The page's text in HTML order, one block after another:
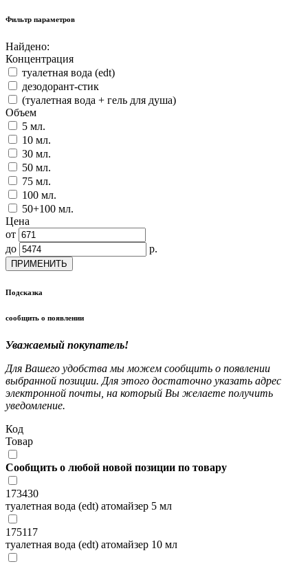
Фильтр параметров
Найдено:
Концентрация
туалетная вода (edt)
дезодорант-стик
(туалетная вода + гель для душа)
Объем
5 мл.
10 мл.
30 мл.
50 мл.
75 мл.
100 мл.
50+100 мл.
Цена
от
до
р.
ПРИМЕНИТЬ
Подсказка
сообщить о появлении
Уважаемый покупатель!
Для Вашего удобства мы можем сообщить о появлении
выбранной позиции. Для этого достаточно указать адрес
электронной почты, на который Вы желаете получить
уведомление.
Код
Товар
Сообщить о любой новой позиции по товару
173430
туалетная вода (edt) атомайзер 5 мл
175117
туалетная вода (edt) атомайзер 10 мл